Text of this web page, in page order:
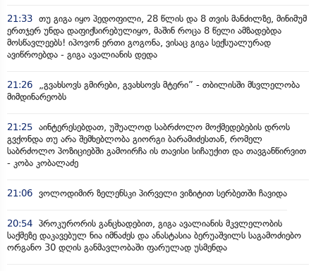
21:33 თუ გიგა იყო პედოფილი, 28 წლის და 8 თვის მანძილზე, მინიმუმ
ერთჯერ უნდა დაფიქსირებულიყო, მაშინ როცა 8 წელი ამზადებდა
მოსწავლეებს! იპოვონ ერთი გოგონა, ვისაც გიგა სექსუალურად
ავიწროებდა - გიგა ავალიანის დედა
21:26
„გვახსოვს გმირები, გვახსოვს მტერი” - თბილისში მსვლელობა
მიმდინარეობს
21:25 აინტერესებდათ, უშუალოდ საბრძოლო მოქმედებების დროს
გვქონდა თუ არა შემხებლობა გიორგი ბარამიძესთან, რომელ
საბრძოლო პოზიციებში გამოირჩა ის თავისი სიჩაუქით და თავგანწირვით
- კობა კობალაძე
21:06 ვოლოდიმირ ზელენსკი პირველი ვიზიტით სერბეთში ჩავიდა
20:54 პროკურორის განცხადებით, გიგა ავალიანის მკვლელობის
საქმეზე დაკავებულ ნია იმნაძეს და ანასტასია ბერუაშვილს საგამოძიებო
ორგანო 30 დღის განმავლობაში ფარულად უსმენდა